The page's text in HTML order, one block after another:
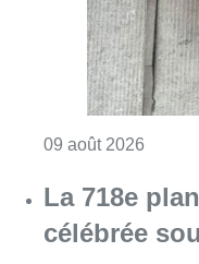
09 août 2026
La 718e
célébrée